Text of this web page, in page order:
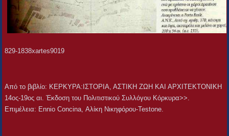
829-1838xartes9019
Aπό το βιβλίο: ΚΕΡΚΥΡΑ:ΙΣΤΟΡΙΑ, ΑΣΤΙΚΗ ΖΩΗ ΚΑΙ ΑΡΧΙΤΕΚΤΟΝΙΚΗ
14ος-19ος αι. Έκδοση του Πολιτιστικού Συλλόγου Κόρκυρα>>.
Επιμέλεια: Ennio Concina, Αλίκη Νικηφόρου-Testone.